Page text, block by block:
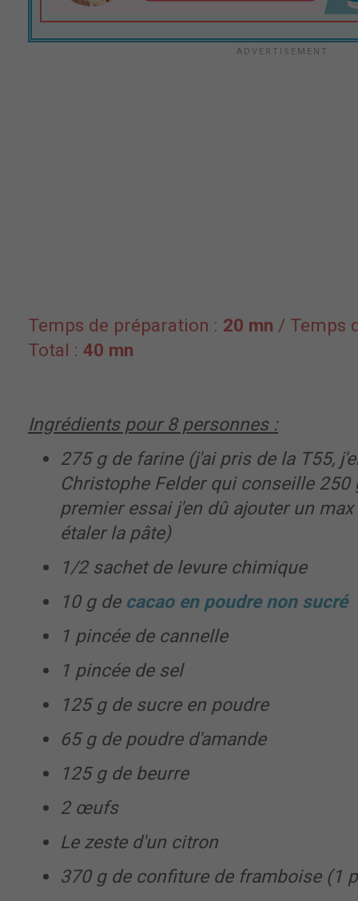
Temps de préparation : 20 mn / Temps
Total : 40 mn
Ingrédients pour 8personnes :
275 g de farine(j'ai pris de la T55,
Christophe Felder qui conseille 250
premier essai j'en dû ajouter un
étaler la pâte)
1/2 sachet de levure chimique
10 g de cacao en poudre non sucré
1 pincée de cannelle
1 pincée de sel
125 g de sucre en poudre
65 g de poudre d'amande
125 g de beurre
2 œufs
Le zeste d'un citron
370 g de confiture de framboise (1